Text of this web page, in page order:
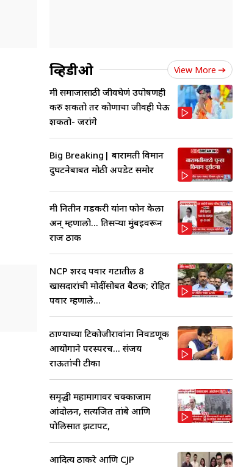
व्हिडीओ View More
मी समाजासाठी जीवघेणं उपोषणही
करु शकतो तर कोणाचा जीवही घेऊ
शकतो- जरांगे
Big Breaking| बारामती विमान
दुर्घटनेबाबत मोठी अपडेट समोर
मी नितीन गडकरी यांना फोन केला
अन् म्हणालो... तिसऱ्या मुंबईवरून
राज ठाक
NCP शरद पवार गटातील 8
खासदारांची मोदींसोबत बैठक; रोहित
पवार म्हणाले...
ठाण्याच्या टिकोजीरावांना निवडणूक
आयोगाने परस्परच... संजय
राऊतांची टीका
समृद्धी महामार्गावर चक्काजाम
आंदोलन, सत्यजित तांबे आणि
पोलिसात झटापट,
आदित्य ठाकरे आणि CJP